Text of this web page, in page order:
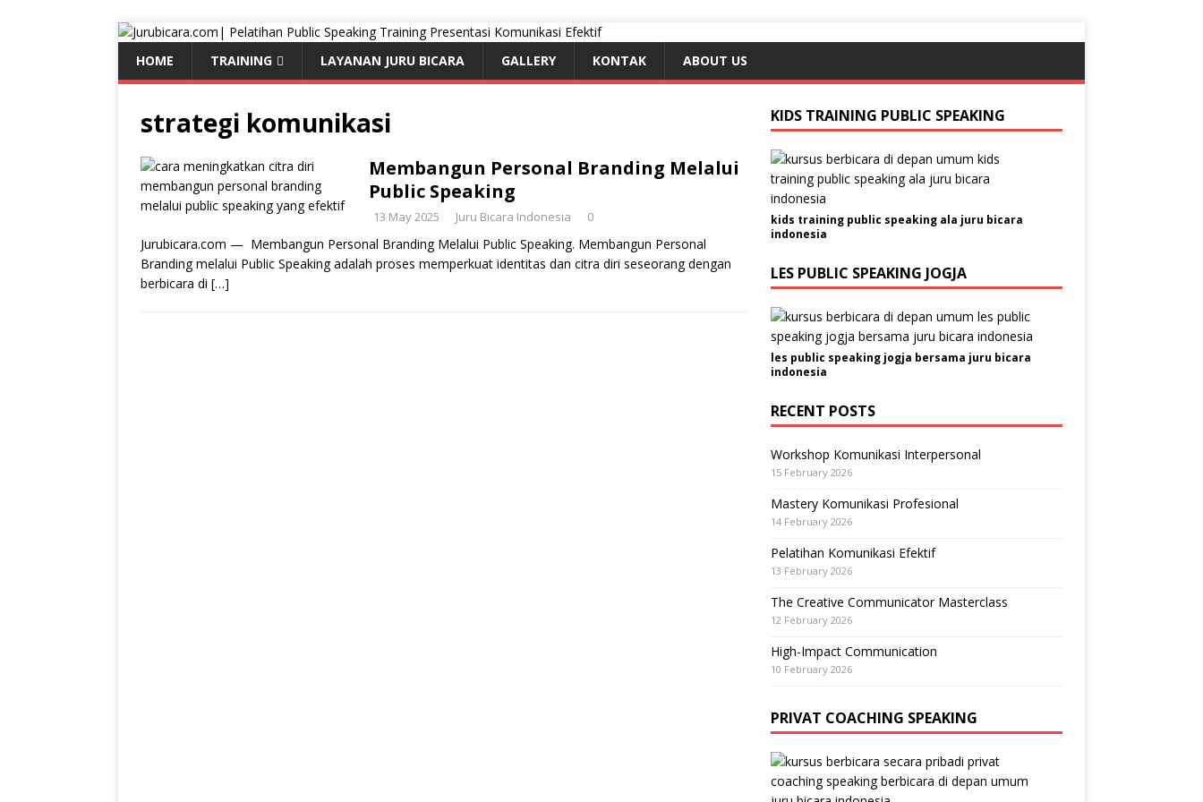
HOME TRAINING LAYANAN JURU BICARA GALLERY KONTAK ABOUT US
strategi komunikasi
Membangun Personal Branding Melalui
Public Speaking
13 May 2025 Juru Bicara Indonesia 0
Jurubicara.com — Membangun Personal Branding Melalui Public Speaking. Membangun Personal
Branding melalui Public Speaking adalah proses memperkuat identitas dan citra diri seseorang dengan
berbicara di […]
KIDS TRAINING PUBLIC SPEAKING
kids training public speaking ala juru bicara
indonesia
LES PUBLIC SPEAKING JOGJA
les public speaking jogja bersama juru bicara
indonesia
RECENT POSTS
Workshop Komunikasi Interpersonal
15 February 2026
Mastery Komunikasi Profesional
14 February 2026
Pelatihan Komunikasi Efektif
13 February 2026
The Creative Communicator Masterclass
12 February 2026
High-Impact Communication
10 February 2026
PRIVAT COACHING SPEAKING